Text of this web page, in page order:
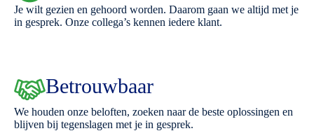
Je wilt gezien en gehoord worden. Daarom gaan we altijd met je
in gesprek. Onze collega’s kennen iedere klant.
Betrouwbaar
We houden onze beloften, zoeken naar de beste oplossingen en
blijven bij tegenslagen met je in gesprek.